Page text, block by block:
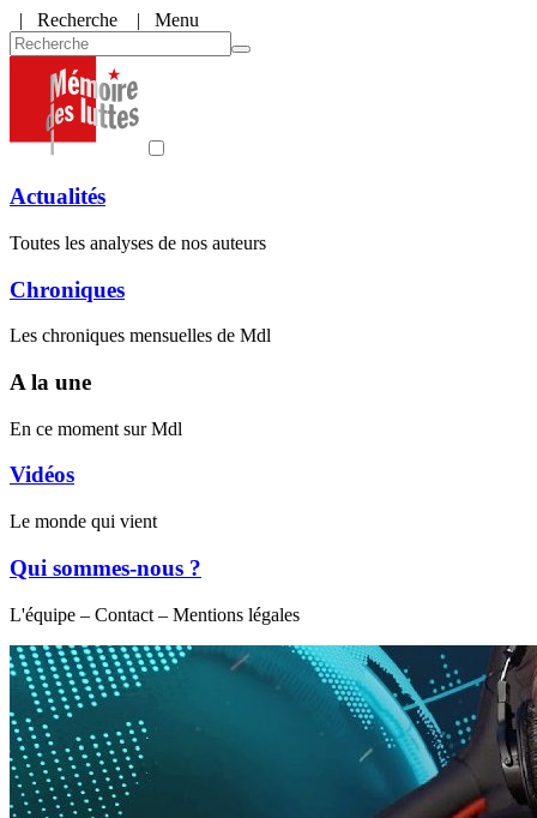
| Recherche | Menu
Actualités
Toutes les analyses de nos auteurs
Chroniques
Les chroniques mensuelles de Mdl
A la une
En ce moment sur Mdl
Vidéos
Le monde qui vient
Qui sommes-nous ?
L'équipe – Contact – Mentions légales